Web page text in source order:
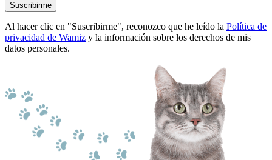
Suscribirme
Al hacer clic en "Suscribirme", reconozco que he leído la Política de
privacidad de Wamiz y la información sobre los derechos de mis
datos personales.